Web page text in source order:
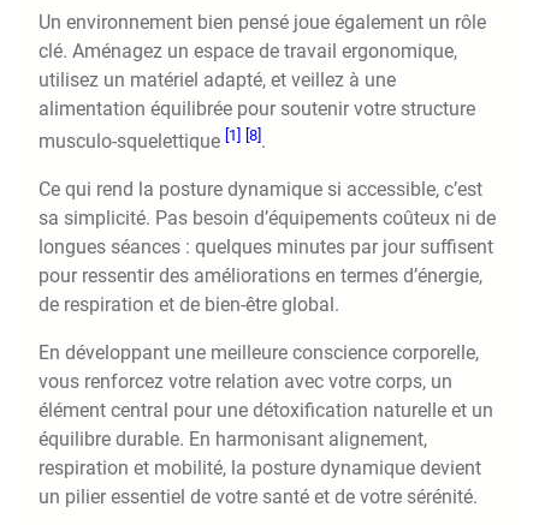
Un environnement bien pensé joue également un rôle
clé. Aménagez un espace de travail ergonomique,
utilisez un matériel adapté, et veillez à une
alimentation équilibrée pour soutenir votre structure
musculo-squelettique [1] [8] .
Ce qui rend la posture dynamique si accessible, c’est
sa simplicité. Pas besoin d’équipements coûteux ni de
longues séances : quelques minutes par jour suffisent
pour ressentir des améliorations en termes d’énergie,
de respiration et de bien-être global.
En développant une meilleure conscience corporelle,
vous renforcez votre relation avec votre corps, un
élément central pour une détoxification naturelle et un
équilibre durable. En harmonisant alignement,
respiration et mobilité, la posture dynamique devient
un pilier essentiel de votre santé et de votre sérénité.